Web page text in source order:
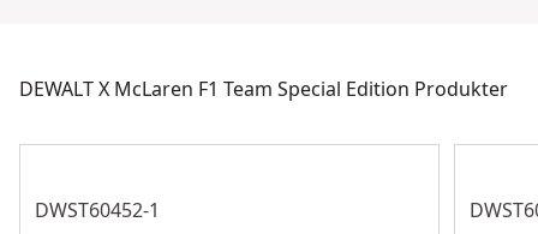
DEWALT X McLaren F1 Team Special Edition Produkter
DWST60452-1